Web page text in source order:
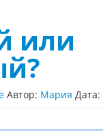
или
Автор: Мария Дата: